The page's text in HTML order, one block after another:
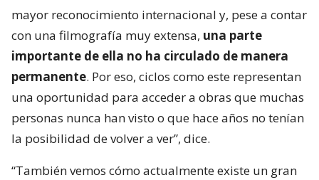
mayor reconocimiento internacional y, pese a contar
con una filmografía muy extensa, una parte
importante de ella no ha circulado de manera
permanente. Por eso, ciclos como este representan
una oportunidad para acceder a obras que muchas
personas nunca han visto o que hace años no tenían
la posibilidad de volver a ver”, dice.
“También vemos cómo actualmente existe un gran